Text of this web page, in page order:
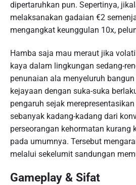
dipertaruhkan pun. Sepertinya,
melaksanakan gadaian €2
mengangkat keunggulan 10x,
Hamba saja mau meraut jika
kaya dalam lingkungan sedang-
penunaian ala menyeluruh
kejayaan dengan suka-suka
pengaruh sejak
sebanyak kadang-kadang dari
perseorangan kehormatan kurang
pada umumnya. Tersebut
melalui sekelumit sandungan
Gameplay & Sifat